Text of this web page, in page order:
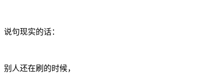
说句现实的话：
别人还在刷的时候，